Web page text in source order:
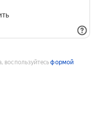
воспользуйтесьформой